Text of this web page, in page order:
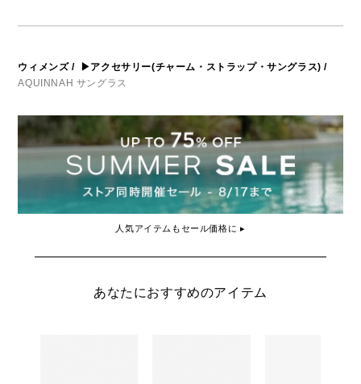
ウィメンズ/ ▶アクセサリー(チャーム・ストラップ・サングラス) /
AQUINNAH サングラス
人気アイテムもセール価格に ▸
あなたにおすすめのアイテム